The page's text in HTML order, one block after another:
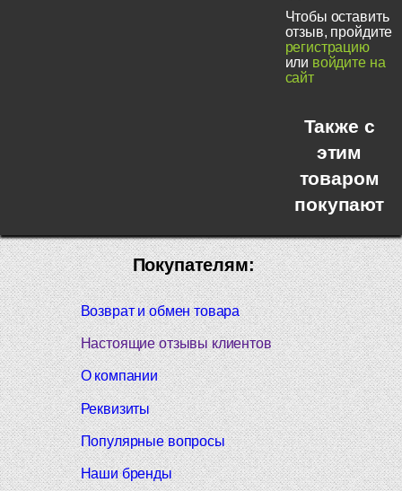
Чтобы оставить
отзыв, пройдите
регистрацию
или войдите на
сайт
Также с
этим
товаром
покупают
Покупателям:
Возврат и обмен товара
Настоящие отзывы клиентов
О компании
Реквизиты
Популярные вопросы
Наши бренды